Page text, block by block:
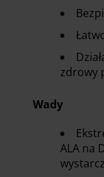
zdrowy
Wady
ALA na